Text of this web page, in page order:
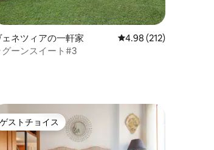
5つ星中4.85つ星の平均評価
ェネツィアの一軒家 レビュー212件、5つ
4.98 (212)
グーンスイート#3
ゲストチョイス
ゲストチョイス